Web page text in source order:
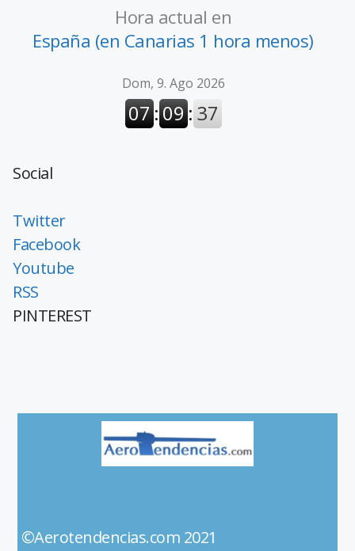
Hora actual en
España (en Canarias 1 hora menos)
Social
Twitter
Facebook
Youtube
RSS
PINTEREST
©Aerotendencias.com 2021